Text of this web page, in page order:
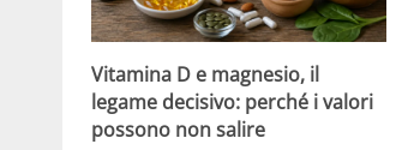
Vitamina D e magnesio, il
legame decisivo: perché i valori
possono non salire